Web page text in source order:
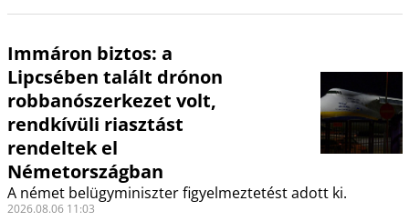
Immáron biztos: a
Lipcsében talált drónon
robbanószerkezet volt,
rendkívüli riasztást
rendeltek el
Németországban
A német belügyminiszter figyelmeztetést adott ki.
2026.08.06 11:03